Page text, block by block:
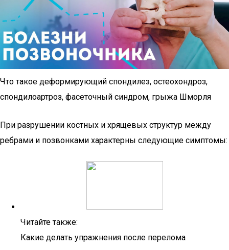
Что такое деформирующий спондилез, остеохондроз,
спондилоартроз, фасеточный синдром, грыжа Шморля
При разрушении костных и хрящевых структур между
ребрами и позвонками характерны следующие симптомы:
Читайте также:
Какие делать упражнения после перелома